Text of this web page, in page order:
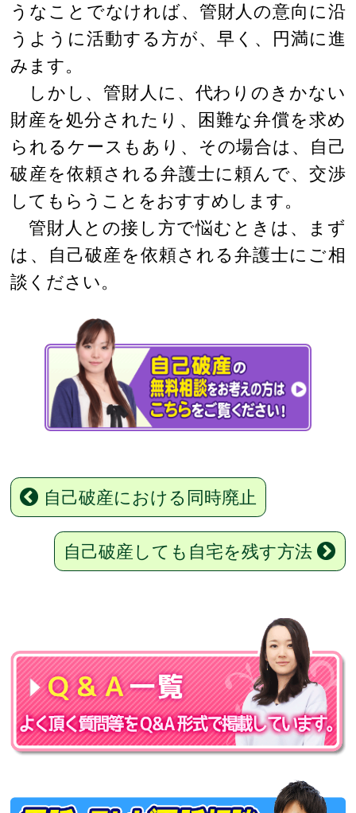
うなことでなければ、管財人の意向に沿
うように活動する方が、早く、円満に進
みます。
しかし、管財人に、代わりのきかない
財産を処分されたり、困難な弁償を求め
られるケースもあり、その場合は、自己
破産を依頼される弁護士に頼んで、交渉
してもらうことをおすすめします。
管財人との接し方で悩むときは、まず
は、自己破産を依頼される弁護士にご相
談ください。
自己破産における同時廃止
自己破産しても自宅を残す方法